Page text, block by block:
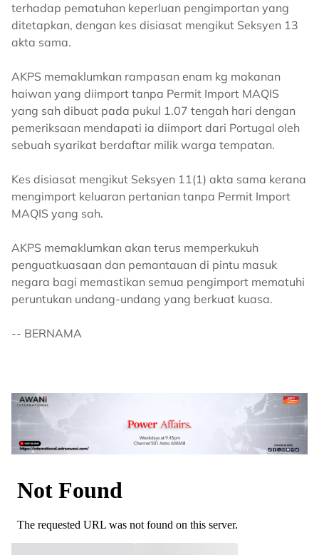
terhadap pematuhan keperluan pengimportan yang
ditetapkan, dengan kes disiasat mengikut Seksyen 13
akta sama.
AKPS memaklumkan rampasan enam kg makanan
haiwan yang diimport tanpa Permit Import MAQIS
yang sah dibuat pada pukul 1.07 tengah hari dengan
pemeriksaan mendapati ia diimport dari Portugal oleh
sebuah syarikat berdaftar milik warga tempatan.
Kes disiasat mengikut Seksyen 11(1) akta sama kerana
mengimport keluaran pertanian tanpa Permit Import
MAQIS yang sah.
AKPS memaklumkan akan terus memperkukuh
penguatkuasaan dan pemantauan di pintu masuk
negara bagi memastikan semua pengimport mematuhi
peruntukan undang-undang yang berkuat kuasa.
-- BERNAMA